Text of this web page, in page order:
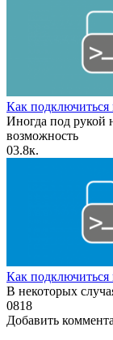
Как
Иногда под рукой
возможность
03.8к.
Как подключиться
В некоторых
0818
Добавить